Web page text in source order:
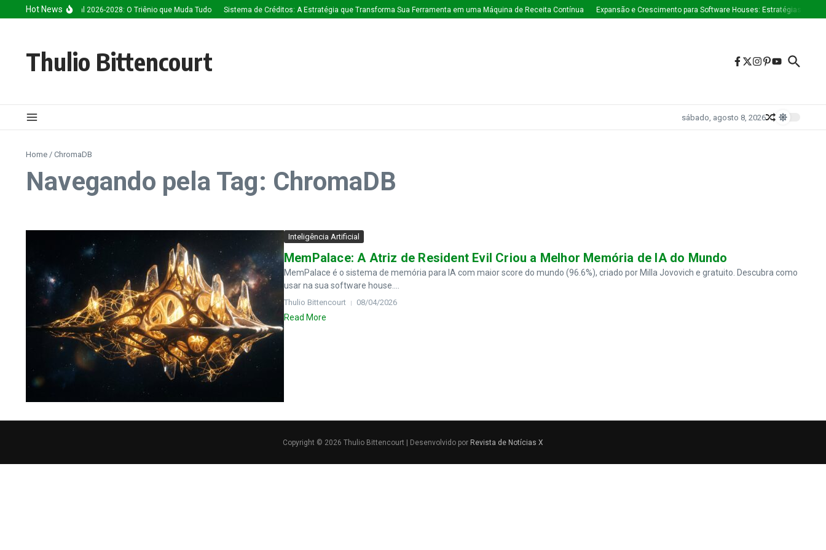
Ir para o conteúdo
Hot News
Inteligência Artificial 2026-2028: O Triênio que Muda Tudo Sistema de Créditos: A Estratégia que Transforma Sua Ferramenta em uma Máquina de Receita Contínua Expansão e Crescimento para Software Houses: Estratégias Que
Thulio Bittencourt
sábado, agosto 8, 2026
Home / ChromaDB
Navegando pela Tag: ChromaDB
Inteligência Artificial
MemPalace: A Atriz de Resident Evil Criou a Melhor Memória de IA do Mundo
MemPalace é o sistema de memória para IA com maior score do mundo (96.6%), criado por Milla Jovovich e gratuito. Descubra como
usar na sua software house....
Thulio Bittencourt 08/04/2026
Read More
Copyright © 2026 Thulio Bittencourt | Desenvolvido por Revista de Notícias X